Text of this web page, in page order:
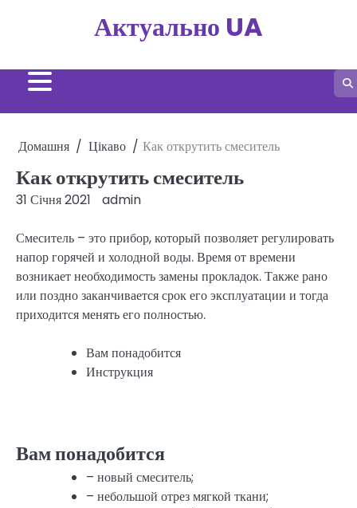
Актуально UA
Домашня Цікаво Как открутить смеситель
Как открутить смеситель
31 Січня 2021 admin
Смеситель – это прибор, который позволяет регулировать
напор горячей и холодной воды. Время от времени
возникает необходимость замены прокладок. Также рано
или поздно заканчивается срок его эксплуатации и тогда
приходится менять его полностью.
Вам понадобится
Инструкция
Вам понадобится
– новый смеситель;
– небольшой отрез мягкой ткани;